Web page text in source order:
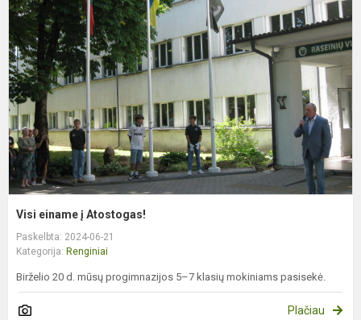
Visi einame į Atostogas!
Paskelbta: 2024-06-21
Kategorija: Renginiai
Birželio 20 d. mūsų progimnazijos 5–7 klasių mokiniams pasisekė.
Plačiau